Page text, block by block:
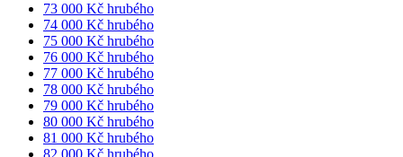
73 000 Kč hrubého
74 000 Kč hrubého
75 000 Kč hrubého
76 000 Kč hrubého
77 000 Kč hrubého
78 000 Kč hrubého
79 000 Kč hrubého
80 000 Kč hrubého
81 000 Kč hrubého